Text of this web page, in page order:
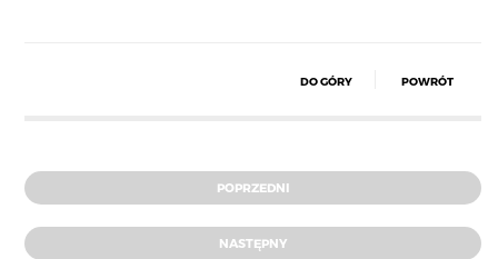
DO GÓRY POWRÓT
POPRZEDNI
NASTĘPNY